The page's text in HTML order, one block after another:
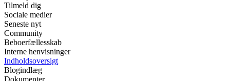
Tilmeld dig
Sociale medier
Seneste nyt
Community
Beboerfællesskab
Interne henvisninger
Indholdsoversigt
Blogindlæg